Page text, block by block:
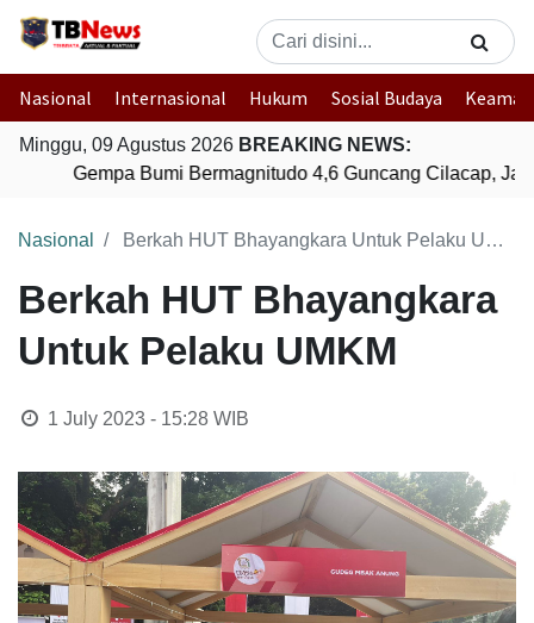
Nasional Internasional Hukum Sosial Budaya
Minggu, 09 Agustus 2026 BREAKING NEWS:
Gempa Bumi Bermagnitudo 4,6 Guncang Cilacap,
Nasional Berkah HUT Bhayangkara Untuk Pelaku UMKM
Berkah HUT Bhayangkara
Untuk Pelaku UMKM
1 July 2023 - 15:28WIB